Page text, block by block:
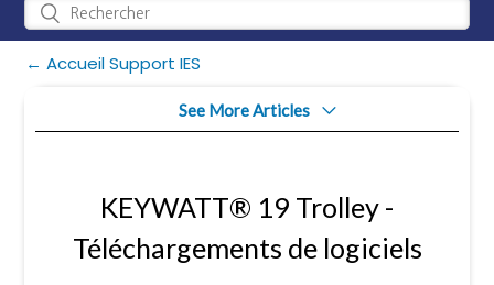
← Accueil Support IES
See More Articles
Téléchargements de logiciels
KEYWATT® 19 Trolley -
Téléchargements de logiciels